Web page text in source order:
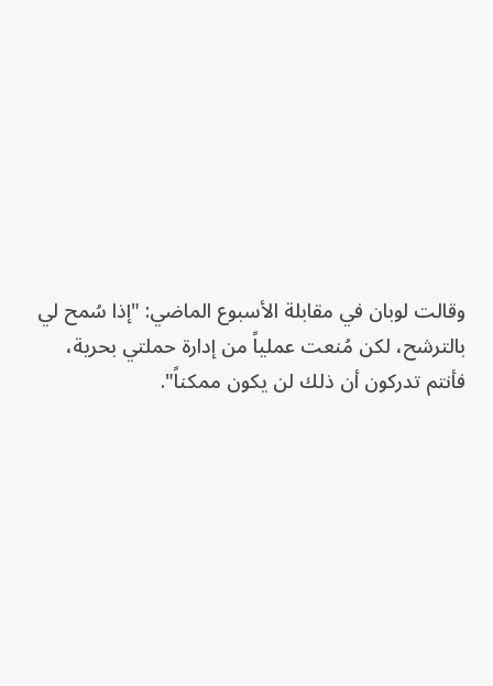
وقالت لوبان في مقابلة الأسبوع الماضي: "إذا سُمح لي
بالترشح، لكن مُنعت عملياً من إدارة حملتي بحرية،
فأنتم تدركون أن ذلك لن يكون ممكناً".